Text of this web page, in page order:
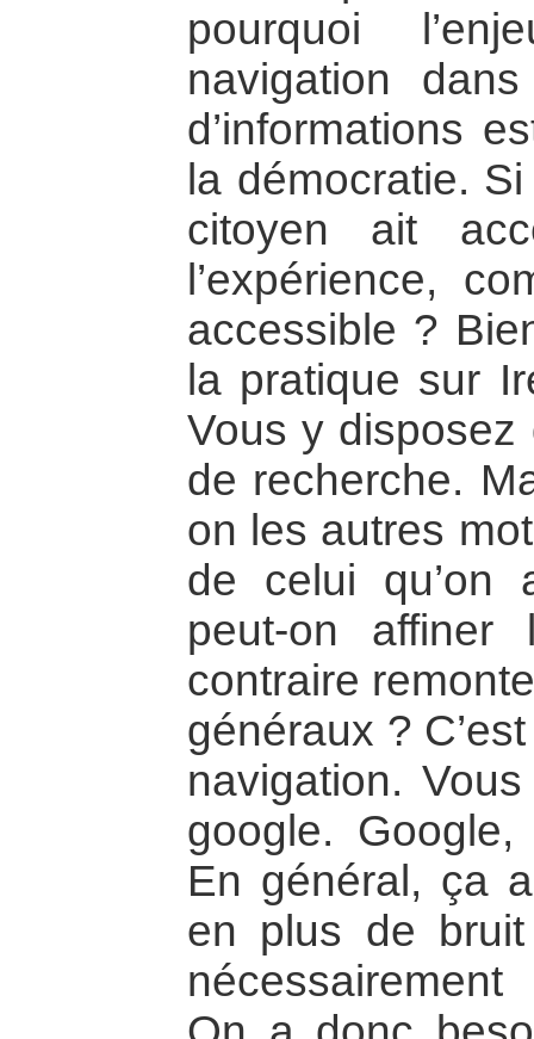
pourquoi
navigation
d’informations
la démocratie.
citoyen ait
l’expérience,
accessible ?
la pratique sur
Vous y disposez
de recherche.
on les autres
de celui qu’on
peut-on
contraire
généraux ?
navigation.
google.
En général, ça
en plus de